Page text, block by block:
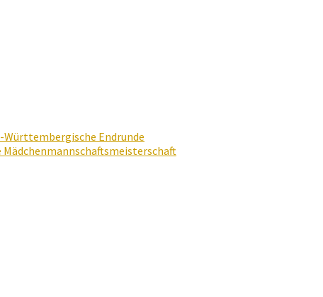
Württembergische Endrunde